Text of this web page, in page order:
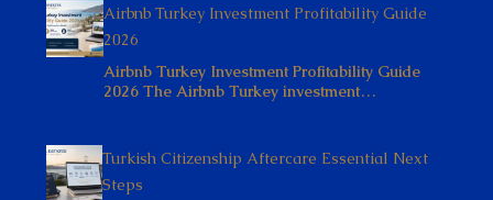
Airbnb Turkey Investment Profitability Guide
2026
Airbnb Turkey Investment Profitability Guide
2026 The Airbnb Turkey investment…
Turkish Citizenship Aftercare Essential Next
Steps